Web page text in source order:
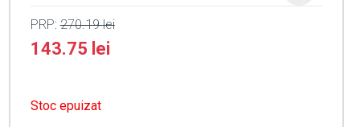
PRP:270.19lei
143.75 lei
Stoc epuizat